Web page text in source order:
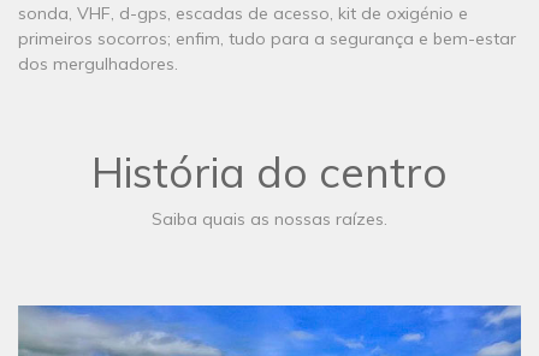
sonda, VHF, d-gps, escadas de acesso, kit de oxigénio e
primeiros socorros; enfim, tudo para a segurança e bem-estar
dos mergulhadores.
História do centro
Saiba quais as nossas raízes.